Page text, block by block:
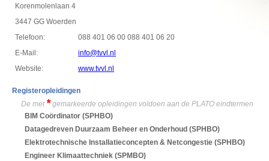
Korenmolenlaan 4
3447 GG Woerden
Telefoon:
088 401 06 00 088 401 06 20
E-Mail:
info@tvvl.nl
Website:
www.tvvl.nl
Registeropleidingen
De met *gemarkeerde opleidingen voldoen aan de PLATO eindtermen
BIM Coördinator (SPHBO)
Datagedreven Duurzaam Beheer en Onderhoud (SPHBO)
Elektrotechnische Installatieconcepten & Netcongestie (SPHBO)
Engineer Klimaattechniek (SPMBO)